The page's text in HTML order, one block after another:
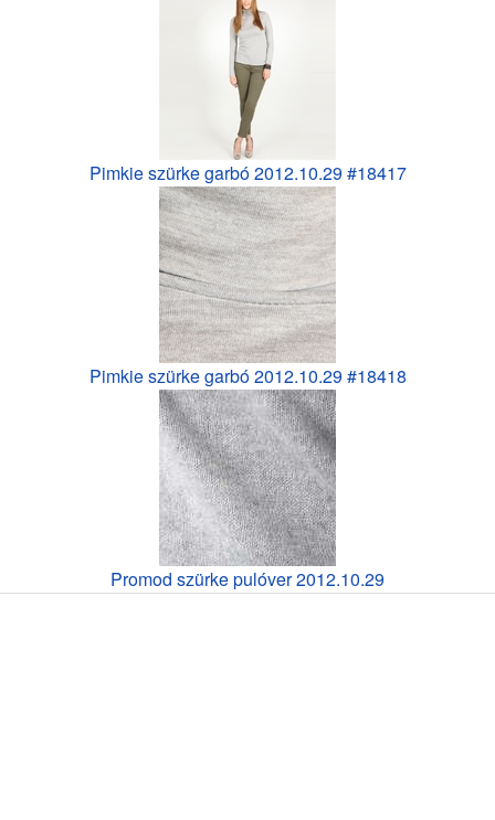
Pimkie szürke garbó 2012.10.29 #18417
Pimkie szürke garbó 2012.10.29 #18418
Promod szürke pulóver 2012.10.29